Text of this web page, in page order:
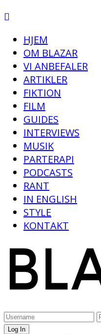
HJEM
OM BLAZAR
VI ANBEFALER
ARTIKLER
FIKTION
FILM
GUIDES
INTERVIEWS
MUSIK
PARTERAPI
PODCASTS
RANT
IN ENGLISH
STYLE
KONTAKT